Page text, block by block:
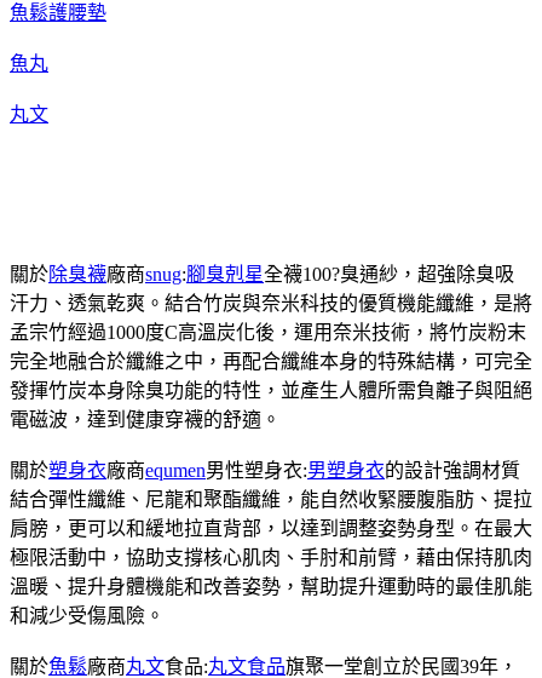
魚鬆護腰墊
魚丸
丸文
關於除臭襪廠商snug:腳臭剋星全襪100?臭通紗，超強除臭吸
汗力、透氣乾爽。結合竹炭與奈米科技的優質機能纖維，是將
孟宗竹經過1000度C高溫炭化後，運用奈米技術，將竹炭粉末
完全地融合於纖維之中，再配合纖維本身的特殊結構，可完全
發揮竹炭本身除臭功能的特性，並產生人體所需負離子與阻絕
電磁波，達到健康穿襪的舒適。
關於塑身衣廠商equmen男性塑身衣:男塑身衣的設計強調材質
結合彈性纖維、尼龍和聚酯纖維，能自然收緊腰腹脂肪、提拉
肩膀，更可以和緩地拉直背部，以達到調整姿勢身型。在最大
極限活動中，協助支撐核心肌肉、手肘和前臂，藉由保持肌肉
溫暖、提升身體機能和改善姿勢，幫助提升運動時的最佳肌能
和減少受傷風險。
關於魚鬆廠商丸文食品:丸文食品旗聚一堂創立於民國39年，